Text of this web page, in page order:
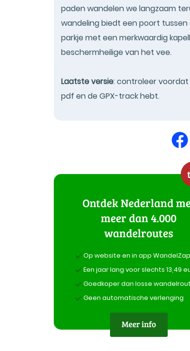
paden wandelen we langzaam
wandeling biedt een poort
parkje met een merkwaardig
beschermheilige van het vee.
Laatste versie: controleer
pdf en de GPX-track hebt.
Ontdek Nederland
meer dan 4.000
wandelroutes
Op website en in app
Een jaar lang voor slechts 13,49
Goedkoper dan losse
Geen automatische verlenging
Meer info